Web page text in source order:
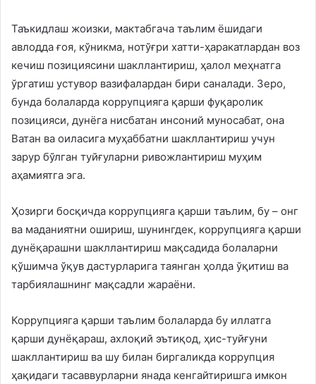
Таъкидлаш жоизки, мактабгача таълим ёшидаги
авлодда ғоя, кўникма, нотўғри хатти-ҳаракатлардан воз
кечиш позициясини шакллантириш, ҳалол меҳнатга
ўргатиш устувор вазифалардан бири саналади. Зеро,
бунда болаларда коррупцияга қарши фуқаролик
позицияси, дунёга нисбатан инсоний муносабат, она
Ватан ва оиласига муҳаббатни шакллантириш учун
зарур бўлган туйғуларни ривожлантириш муҳим
аҳамиятга эга.
Ҳозирги босқичда коррупцияга қарши таълим, бу – онг
ва маданиятни ошириш, шунингдек, коррупцияга қарши
дунёқарашни шакллантириш мақсадида болаларни
қўшимча ўқув дастурларига таянган ҳолда ўқитиш ва
тарбиялашнинг мақсадли жараёни.
Коррупцияга қарши таълим болаларда бу иллатга
қарши дунёқараш, ахлоқий эътиқод, ҳис-туйғуни
шакллантириш ва шу билан биргаликда коррупция
ҳақидаги тасаввурларни янада кенгайтиришга имкон